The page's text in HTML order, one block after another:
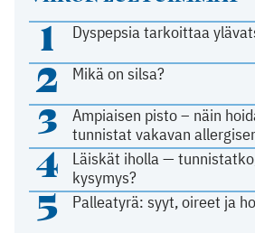
1 Dyspepsia tarkoittaa
2 Mikä on silsa?
3
Ampiaisen pisto – näin
tunnistat vakavan
4
Läiskät iholla —
kysymys?
5 Palleatyrä: syyt, oireet ja